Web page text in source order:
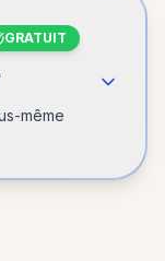
GRATUIT
même